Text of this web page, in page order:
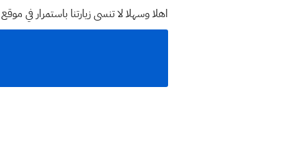
اهلا وسهلالا تنسى زيارتنا باستمرار